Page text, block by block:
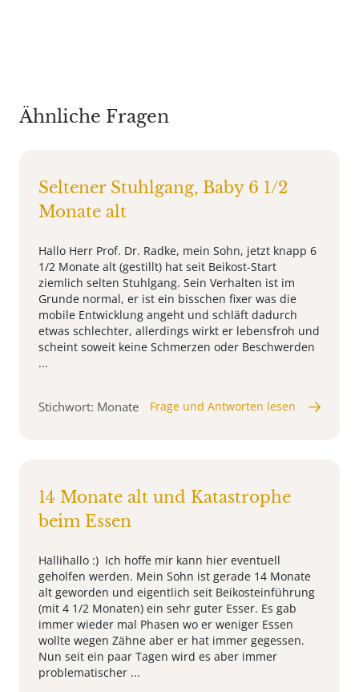
Ähnliche Fragen
Seltener Stuhlgang, Baby 6 1/2
Monate alt
Hallo Herr Prof. Dr. Radke, mein Sohn, jetzt knapp 6
1/2 Monate alt (gestillt) hat seit Beikost-Start
ziemlich selten Stuhlgang. Sein Verhalten ist im
Grunde normal, er ist ein bisschen fixer was die
mobile Entwicklung angeht und schläft dadurch
etwas schlechter, allerdings wirkt er lebensfroh und
scheint soweit keine Schmerzen oder Beschwerden
...
Stichwort: Monate Frage und Antworten lesen
14 Monate alt und Katastrophe
beim Essen
Hallihallo :) Ich hoffe mir kann hier eventuell
geholfen werden. Mein Sohn ist gerade 14 Monate
alt geworden und eigentlich seit Beikosteinführung
(mit 4 1/2 Monaten) ein sehr guter Esser. Es gab
immer wieder mal Phasen wo er weniger Essen
wollte wegen Zähne aber er hat immer gegessen.
Nun seit ein paar Tagen wird es aber immer
problematischer ...